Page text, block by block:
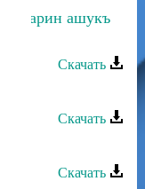
ашукъ
Скачать
Скачать
Скачать